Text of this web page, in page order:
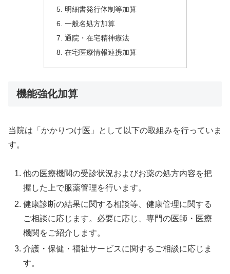
明細書発行体制等加算
一般名処方加算
通院・在宅精神療法
在宅医療情報連携加算
機能強化加算
当院は「かかりつけ医」として以下の取組みを行っていま
す。
他の医療機関の受診状況およびお薬の処方内容を把
握した上で服薬管理を行います。
健康診断の結果に関する相談等、健康管理に関する
ご相談に応じます。必要に応じ、専門の医師・医療
機関をご紹介します。
介護・保健・福祉サービスに関するご相談に応じま
す。